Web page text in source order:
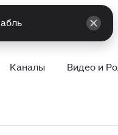
Каналы Видео и